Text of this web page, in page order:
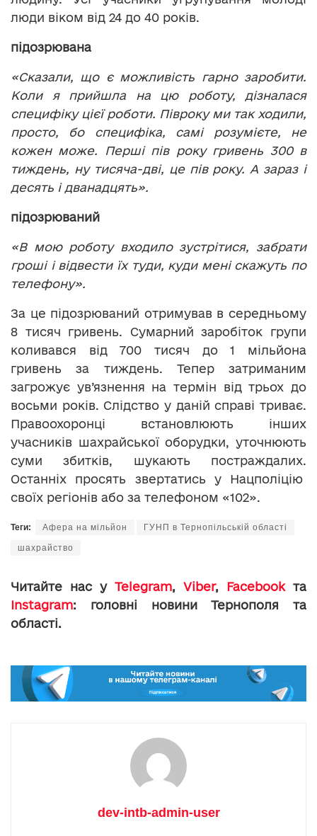
люди віком від 24 до 40 років.
підозрювана
«Сказали, що є можливість гарно заробити.
Коли я прийшла на цю роботу, дізналася
специфіку цієї роботи. Півроку ми так ходили,
просто, бо специфіка, самі розумієте, не
кожен може. Перші пів року гривень 300 в
тиждень, ну тисяча-дві, це пів року. А зараз і
десять і дванадцять».
підозрюваний
«В мою роботу входило зустрітися, забрати
гроші і відвести їх туди, куди мені скажуть по
телефону».
За це підозрюваний отримував в середньому
8 тисяч гривень. Сумарний заробіток групи
коливався від 700 тисяч до 1 мільйона
гривень за тиждень. Тепер затриманим
загрожує ув’язнення на термін від трьох до
восьми років. Слідство у даній справі триває.
Правоохоронці встановлюють інших
учасників шахрайської оборудки, уточнюють
суми збитків, шукають постраждалих.
Останніх просять звертатись у Нацполіцію
своїх регіонів або за телефоном «102».
Теги: Афера на мільйон ГУНП в Тернопільській області
шахрайство
Читайте нас у Telegram, Viber, Facebookта
Instagram: головні новини Тернополя та
області.
dev-intb-admin-user